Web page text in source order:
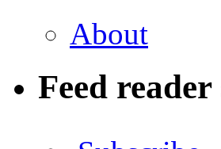
About
Feed